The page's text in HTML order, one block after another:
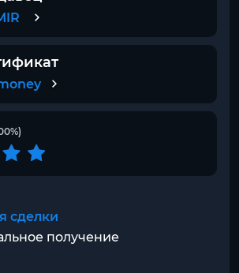
сделки
получение